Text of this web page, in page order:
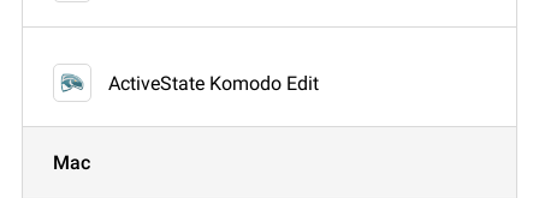
ActiveState Komodo Edit
Mac